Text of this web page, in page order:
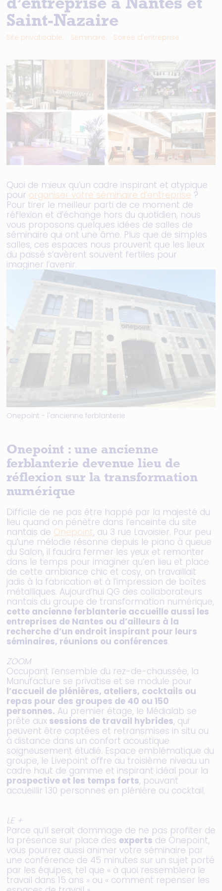
d’entreprise à Nantes et
Saint-Nazaire
Site privatisable, Séminaire, Soirée d'entreprise
Quoi de mieux qu’un cadre inspirant et atypique
pour organiser votre séminaire d’entreprise ?
Pour tirer le meilleur parti de ce moment de
réflexion et d’échange hors du quotidien, nous
vous proposons quelques idées de salles de
séminaire qui ont une âme. Plus que de simples
salles, ces espaces nous prouvent que les lieux
du passé s’avèrent souvent fertiles pour
imaginer l’avenir.
Onepoint - l'ancienne ferblanterie
Onepoint : une ancienne
ferblanterie devenue lieu de
réflexion sur la transformation
numérique
Difficile de ne pas être happé par la majesté du
lieu quand on pénètre dans l’enceinte du site
nantais de Onepoint, au 3 rue Lavoisier. Pour peu
qu’une mélodie résonne depuis le piano à queue
du Salon, il faudra fermer les yeux et remonter
dans le temps pour imaginer qu’en lieu et place
de cette ambiance chic et cosy, on travaillait
jadis à la fabrication et à l’impression de boîtes
métalliques. Aujourd’hui QG des collaborateurs
nantais du groupe de transformation numérique,
cette ancienne ferblanterie accueille aussi les
entreprises de Nantes ou d’ailleurs à la
recherche d’un endroit inspirant pour leurs
séminaires, réunions ou conférences.
ZOOM
Occupant l’ensemble du rez-de-chaussée, la
Manufacture se privatise et se module pour
l’accueil de plénières, ateliers, cocktails ou
repas pour des groupes de 40 ou 150
personnes. Au premier étage, le Médialab se
prête aux sessions de travail hybrides, qui
peuvent être captées et retransmises in situ ou
à distance dans un confort acoustique
soigneusement étudié. Espace emblématique du
groupe, le Livepoint offre au troisième niveau un
cadre haut de gamme et inspirant idéal pour la
prospective et les temps forts, pouvant
accueillir 130 personnes en plénière ou cocktail.
LE +
Parce qu’il serait dommage de ne pas profiter de
la présence sur place des experts de Onepoint,
vous pourrez aussi animer votre séminaire par
une conférence de 45 minutes sur un sujet porté
par les équipes, tel que « à quoi ressemblera le
travail dans 15 ans » ou « comment repenser les